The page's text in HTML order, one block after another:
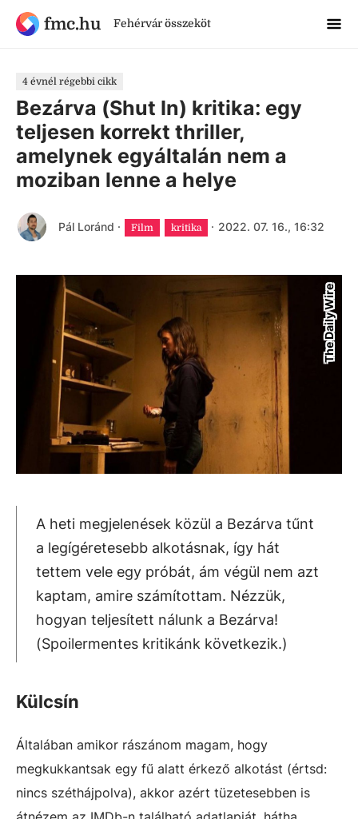
fmc.hu Fehérvár összeköt
4 évnél régebbi cikk
Bezárva (Shut In) kritika: egy
teljesen korrekt thriller,
amelynek egyáltalán nem a
moziban lenne a helye
Pál Loránd · Film kritika · 2022. 07. 16., 16:32
The Daily Wire
A heti megjelenések közül a Bezárva tűnt
a legígéretesebb alkotásnak, így hát
tettem vele egy próbát, ám végül nem azt
kaptam, amire számítottam. Nézzük,
hogyan teljesített nálunk a Bezárva!
(Spoilermentes kritikánk következik.)
Külcsín
Általában amikor rászánom magam, hogy
megkukkantsak egy fű alatt érkező alkotást (értsd:
nincs széthájpolva), akkor azért tüzetesebben is